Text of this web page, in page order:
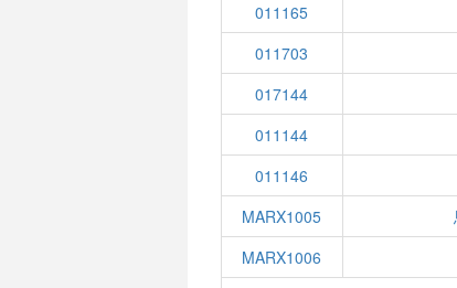
011165
011703
017144
011144
011146
MARX1005
MARX1006